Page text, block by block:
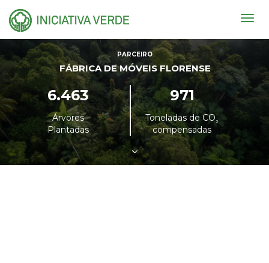
PARCEIRO
FÁBRICA DE MÓVEIS FLORENSE
6.463
Árvores
Plantadas
971
Toneladas de CO²
compensadas